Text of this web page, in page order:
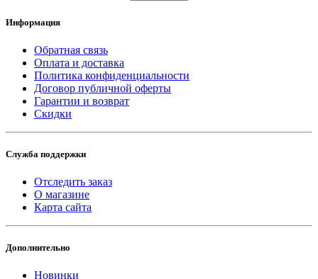
Информация
Обратная связь
Оплата и доставка
Политика конфиденциальности
Договор публичной оферты
Гарантии и возврат
Скидки
Служба поддержки
Отследить заказ
О магазине
Карта сайта
Дополнительно
Новинки